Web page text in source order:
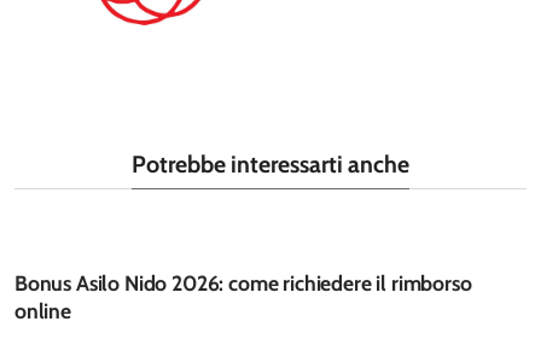
Potrebbe interessarti anche
Bonus Asilo Nido 2026: come richiedere il rimborso
online